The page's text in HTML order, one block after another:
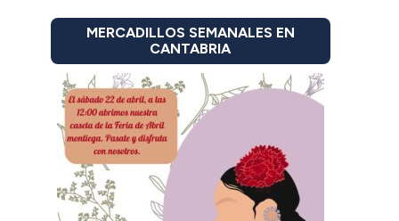
MERCADILLOS SEMANALES EN
CANTABRIA